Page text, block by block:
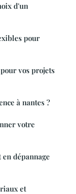
d'un
pour
vos projets
à nantes ?
votre
dépannage
et